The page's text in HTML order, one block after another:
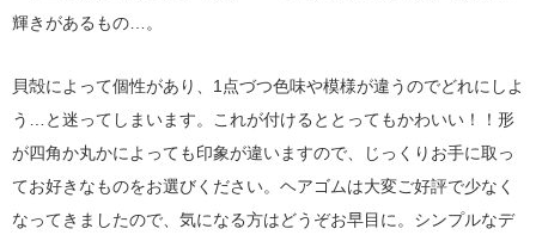
輝きがあるもの…。
貝殻によって個性があり、1点づつ色味や模様が違うのでどれにしよ
う…と迷ってしまいます。これが付けるととってもかわいい！！形
が四角か丸かによっても印象が違いますので、じっくりお手に取っ
てお好きなものをお選びください。ヘアゴムは大変ご好評で少なく
なってきましたので、気になる方はどうぞお早目に。シンプルなデ